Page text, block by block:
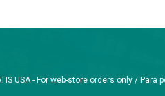
USA - For web-store orders only /